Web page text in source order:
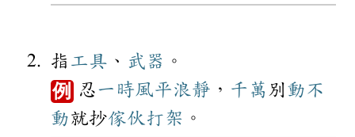
指 工具 、 武器 。
例 忍一時風平浪靜 ， 千萬 別動不
動就抄傢伙 打架 。